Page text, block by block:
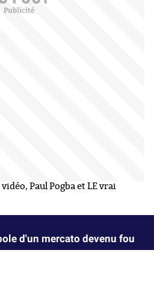
Paul Pogba et LE vrai
d'un mercato devenu fou